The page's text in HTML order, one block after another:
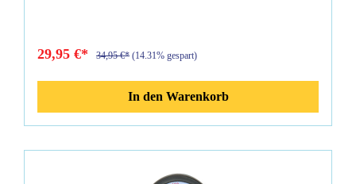
29,95 €* 34,95 €* (14.31% gespart)
In den Warenkorb